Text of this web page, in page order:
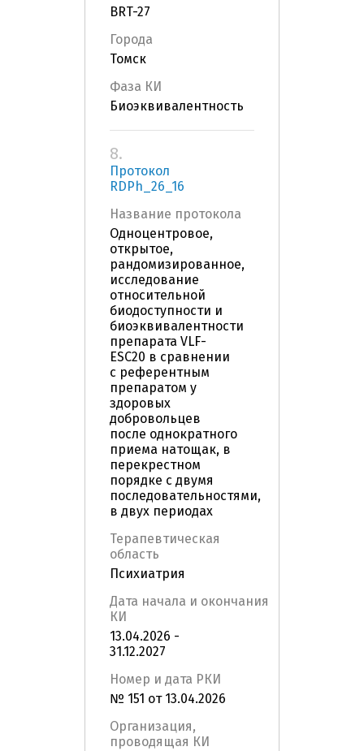
BRT-27
Города
Томск
Фаза КИ
Биоэквивалентность
8.
Протокол
RDPh_26_16
Название протокола
Одноцентровое,
открытое,
рандомизированное,
исследование
относительной
биодоступности и
биоэквивалентности
препарата VLF-
ESC20 в сравнении
с референтным
препаратом у
здоровых
добровольцев
после однократного
приема натощак, в
перекрестном
порядке с двумя
последовательностями,
в двух периодах
Терапевтическая
область
Психиатрия
Дата начала и окончания
КИ
13.04.2026 -
31.12.2027
Номер и дата РКИ
№ 151 от 13.04.2026
Организация,
проводящая КИ